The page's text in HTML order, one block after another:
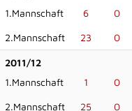
1.Mannschaft
6 0
2.Mannschaft 23 0
2011/12
1.Mannschaft
1 0
2.Mannschaft 25 0